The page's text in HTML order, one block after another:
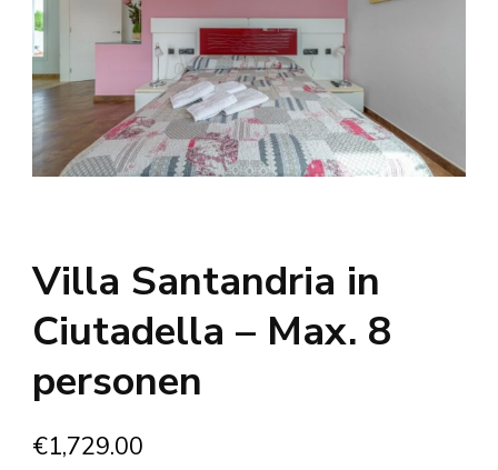
Villa Santandria in
Ciutadella – Max. 8
personen
€1,729.00